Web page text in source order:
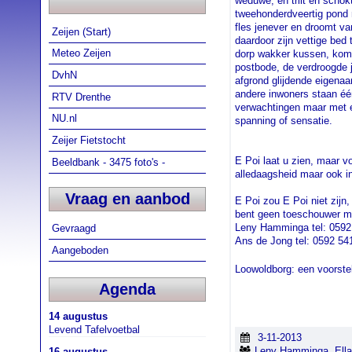
Zeijen (Start)
Meteo Zeijen
DvhN
RTV Drenthe
NU.nl
Zeijer Fietstocht
Beeldbank - 3475 foto's -
Vraag en aanbod
Gevraagd
Aangeboden
Agenda
14 augustus
Levend Tafelvoetbal
tweehonderdveertig
fles jenever en droomt
daardoor zijn vettige bed
dorp wakker kussen,
postbode, de
afgrond glijdende
andere inwoners staan
verwachtingen maar met
spanning of sensatie.
E Poi laat u zien, maar
alledaagsheid maar ook
E Poi zou E Poi niet
bent geen toeschouwer
Leny Hamminga tel:
Ans de Jong tel: 0592
Loowoldborg: een
3-11-2013